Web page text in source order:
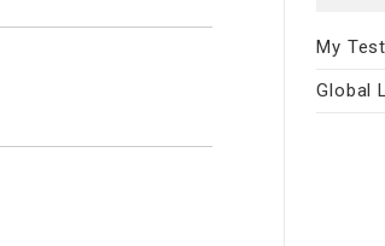
My
Global